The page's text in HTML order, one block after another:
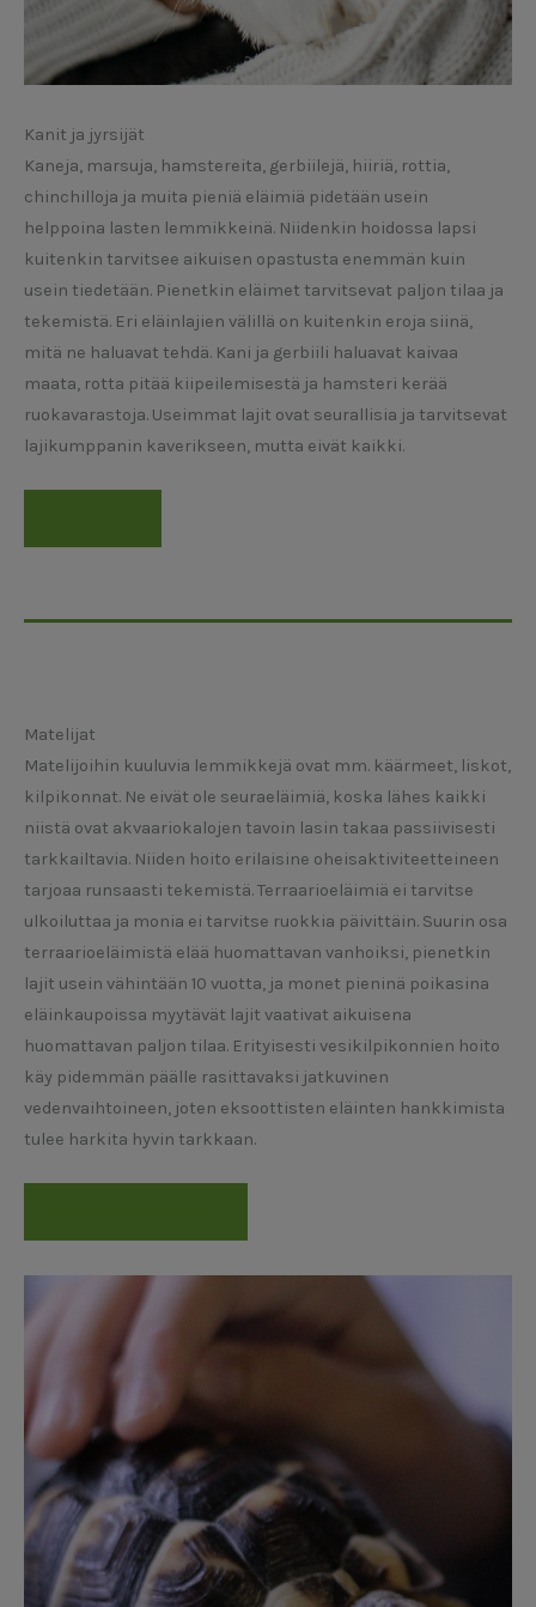
Kanit ja jyrsijät
Kaneja, marsuja, hamstereita, gerbiilejä, hiiriä, rottia,
chinchilloja ja muita pieniä eläimiä pidetään usein
helppoina lasten lemmikkeinä. Niidenkin hoidossa lapsi
kuitenkin tarvitsee aikuisen opastusta enemmän kuin
usein tiedetään. Pienetkin eläimet tarvitsevat paljon tilaa ja
tekemistä. Eri eläinlajien välillä on kuitenkin eroja siinä,
mitä ne haluavat tehdä. Kani ja gerbiili haluavat kaivaa
maata, rotta pitää kiipeilemisestä ja hamsteri kerää
ruokavarastoja. Useimmat lajit ovat seurallisia ja tarvitsevat
lajikumppanin kaverikseen, mutta eivät kaikki.
Matelijat
Matelijoihin kuuluvia lemmikkejä ovat mm. käärmeet, liskot,
kilpikonnat. Ne eivät ole seuraeläimiä, koska lähes kaikki
niistä ovat akvaariokalojen tavoin lasin takaa passiivisesti
tarkkailtavia. Niiden hoito erilaisine oheisaktiviteetteineen
tarjoaa runsaasti tekemistä. Terraarioeläimiä ei tarvitse
ulkoiluttaa ja monia ei tarvitse ruokkia päivittäin. Suurin osa
terraarioeläimistä elää huomattavan vanhoiksi, pienetkin
lajit usein vähintään 10 vuotta, ja monet pieninä poikasina
eläinkaupoissa myytävät lajit vaativat aikuisena
huomattavan paljon tilaa. Erityisesti vesikilpikonnien hoito
käy pidemmän päälle rasittavaksi jatkuvinen
vedenvaihtoineen, joten eksoottisten eläinten hankkimista
tulee harkita hyvin tarkkaan.